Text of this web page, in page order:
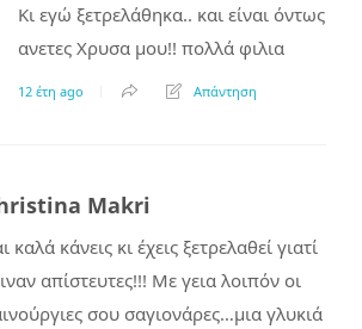
Κι εγώ ξετρελάθηκα.. και είναι όντως
ανετες Χρυσα μου!! πολλά φιλια
12 έτη ago Απάντηση
Makri
καλά κάνεις κι έχεις ξετρελαθεί γιατί
απίστευτες!!! Με γεια λοιπόν οι
σου σαγιονάρες…μια γλυκιά